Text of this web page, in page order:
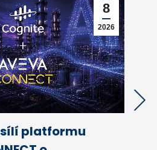
8
2026
platformu